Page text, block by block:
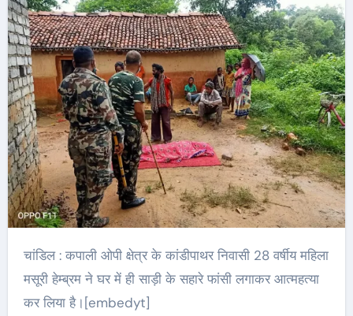
चांडिल : कपाली ओपी क्षेत्र के कांडीपाथर निवासी 28 वर्षीय महिला
मसूरी हेम्ब्रम ने घर में ही साड़ी के सहारे फांसी लगाकर आत्महत्या
कर लिया है।[embedyt]